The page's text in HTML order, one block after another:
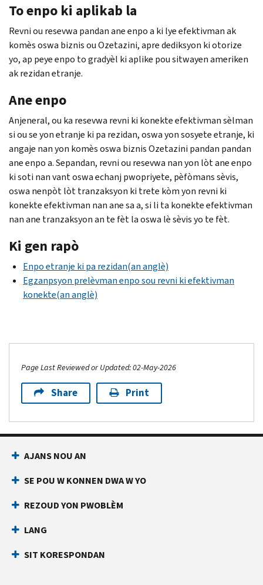
To enpo ki aplikab la
Revni ou resevwa pandan ane enpo a ki lye efektivman ak
komès oswa biznis ou Ozetazini, apre dediksyon ki otorize
yo, ap peye enpo to gradyèl ki aplike pou sitwayen ameriken
ak rezidan etranje.
Ane enpo
Anjeneral, ou ka resevwa revni ki konekte efektivman sèlman
si ou se yon etranje ki pa rezidan, oswa yon sosyete etranje, ki
angaje nan yon komès oswa biznis Ozetazini pandan pandan
ane enpo a. Sepandan, revni ou resevwa nan yon lòt ane enpo
ki soti nan vant oswa echanj pwopriyete, pèfòmans sèvis,
oswa nenpòt lòt tranzaksyon ki trete kòm yon revni ki
konekte efektivman nan ane sa a, si li ta konekte efektivman
nan ane tranzaksyon an te fèt la oswa lè sèvis yo te fèt.
Ki gen rapò
Enpo etranje ki pa rezidan(an anglè)
Egzanpsyon prelèvman enpo sou revni ki efektivman
konekte(an anglè)
Page Last Reviewed or Updated: 02-May-2026
Share Print
AJANS NOU AN
SE POU W KONNEN DWA W YO
REZOUD YON PWOBLÈM
LANG
SIT KORESPONDAN